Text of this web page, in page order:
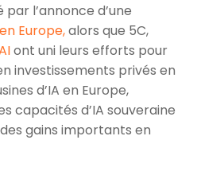
l’annonce d’une
Europe,alors que 5C,
ont uni leurs efforts pour
investissements privés en
d’IA en Europe,
capacités d’IA souveraine
gains importants en